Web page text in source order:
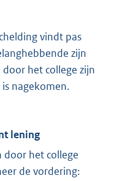
vindt pas
zijn
het college zijn
nagekomen.
lening
door het college
de vordering: